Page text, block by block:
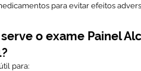
para evitar efeitos
o exame Painel
para: